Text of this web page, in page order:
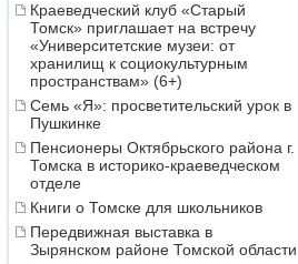
Краеведческий клуб «Старый
Томск» приглашает на встречу
«Университетские музеи: от
хранилищ к социокультурным
пространствам» (6+)
Семь «Я»: просветительский урок в
Пушкинке
Пенсионеры Октябрьского района г.
Томска в историко-краеведческом
отделе
Книги о Томске для школьников
Передвижная выставка в
Зырянском районе Томской области